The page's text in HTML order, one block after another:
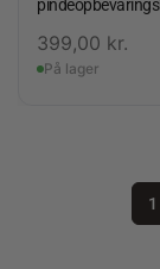
399,00 kr.
På lager
1